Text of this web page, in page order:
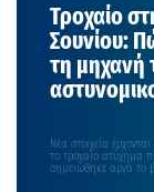
Τροχαίο
Σουνίου:
τη μηχανή
Νέα στοιχεία
το τροχαίο ατύχημα
σημειώθηκε αργά το